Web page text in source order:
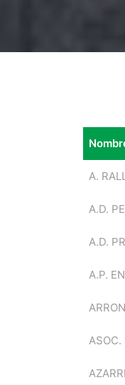
A.
A.D.
A.D.
A.P.
ASOC.